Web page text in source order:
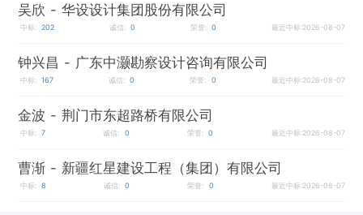
吴欣 - 华设设计集团股份有限公司
中标: 202 诚信: 0 荣誉: 0 最近中标:2026-08-07
钟兴昌 - 广东中灏勘察设计咨询有限公司
中标: 167 诚信: 0 荣誉: 0 最近中标:2026-08-07
金波 - 荆门市东超路桥有限公司
中标: 7 诚信: 0 荣誉: 0 最近中标:2026-08-07
曹渐 - 新疆红星建设工程（集团）有限公司
中标: 8 诚信: 0 荣誉: 0 最近中标:2026-08-07